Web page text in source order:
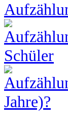
Schüler
Jahre)?